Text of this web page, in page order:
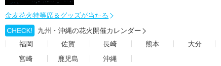
金麦花火特等席＆グッズが当たる
CHECK!
九州・沖縄の花火開催カレンダー
福岡
佐賀 長崎 熊本
大分
宮崎
鹿児島 沖縄